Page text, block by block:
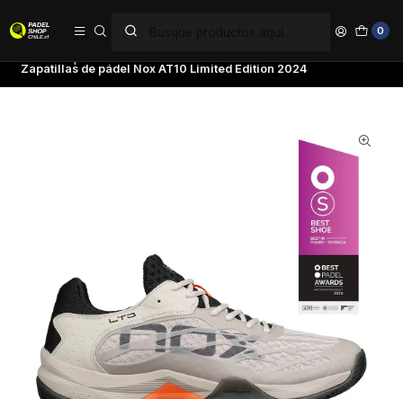
0
Zapatillas de pádel Nox AT10 Limited Edition 2024